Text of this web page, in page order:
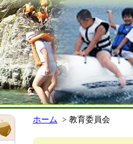
ホーム > 教育委員会